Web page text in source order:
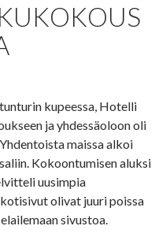
kupeessa, Hotelli
ja yhdessäoloon oli
maissa alkoi
Kokoontumisen aluksi
uusimpia
olivat juuri poissa
sivustoa.